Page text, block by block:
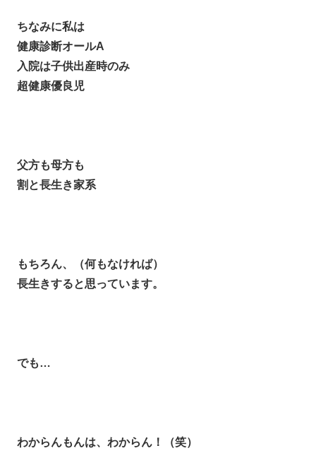
ちなみに私は
健康診断オールA
入院は子供出産時のみ
超健康優良児
父方も母方も
割と長生き家系
もちろん、（何もなければ）
長生きすると思っています。
でも…
わからんもんは、わからん！（笑）